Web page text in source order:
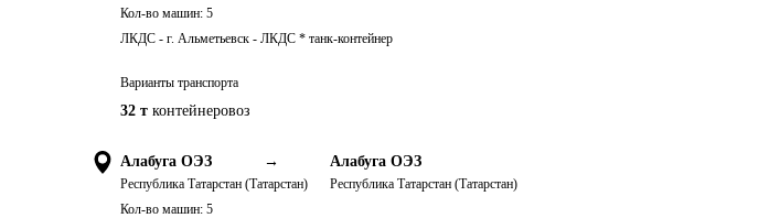
Кол-во машин: 5
ЛКДС - г. Альметьевск - ЛКДС * танк-контейнер
Варианты транспорта
32 т контейнеровоз
Алабуга ОЭЗ →
Республика Татарстан (Татарстан)
Алабуга ОЭЗ
Республика Татарстан (Татарстан)
Кол-во машин: 5